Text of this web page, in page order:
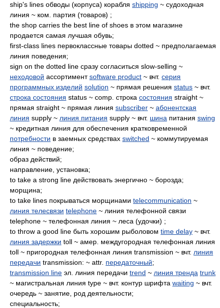
ship's lines обводы (корпуса) корабля shipping ~ судоходная
линия ~ ком. партия (товаров) ;
the shop carries the best line of shoes в этом магазине
продается самая лучшая обувь;
first-class lines первоклассные товары dotted ~ предполагаемая
линия поведения;
sign on the dotted line сразу согласиться slow-selling ~
неходовой ассортиментsoftware product ~ вчт. серия
программных изделий solution ~ прямая решения status ~ вчт.
строка состояния status ~ comp. строка состояния straight ~
прямая straight ~ прямая линия subscriber ~ абонентская
линия supply ~ линия питания supply ~ вчт. шина питания swing
~ кредитная линия для обеспечения кратковременной
потребности в заемных средствах switched ~ коммутируемая
линия ~ поведение;
образ действий;
направление, установка;
to take a strong line действовать энергично ~ борозда;
морщина;
to take lines покрываться морщинами telecommunication ~
линия телесвязи telephone ~ линия телефонной связи
telephone ~ телефонная линия ~ леса (удочки) ;
to throw a good line быть хорошим рыболовом time delay ~ вчт.
линия задержки toll ~ амер. междугородная телефонная линия
toll ~ пригородная телефонная линия transmission ~ вчт. линия
передачи transmission: ~ attr. передаточный;
transmission line эл. линия передачи trend ~ линия тренда trunk
~ магистральная линия type ~ вчт. контур шрифта waiting ~ вчт.
очередь ~ занятие, род деятельности;
специальность;